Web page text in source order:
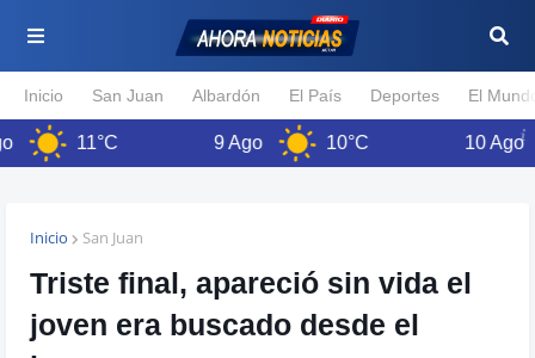
Inicio San Juan Albardón El País Deportes El
11°C 9 Ago 10°C 10 Ago
Inicio San Juan
Triste final, apareció sin vida el
joven era buscado desde el